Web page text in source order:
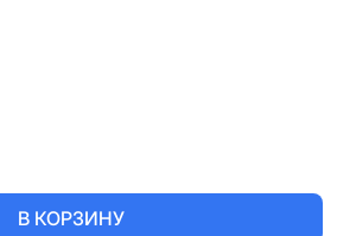
В КОРЗИНУ